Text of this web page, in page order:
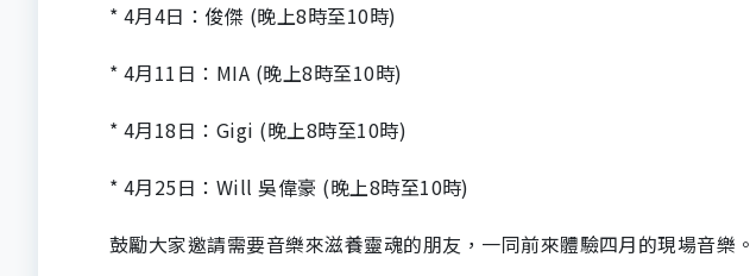
* 4月4日：俊傑 (晚上8時至10時)
* 4月11日：MIA (晚上8時至10時)
* 4月18日：Gigi (晚上8時至10時)
* 4月25日：Will 吳偉豪 (晚上8時至10時)
鼓勵大家邀請需要音樂來滋養靈魂的朋友，一同前來體驗四月的現場音樂。